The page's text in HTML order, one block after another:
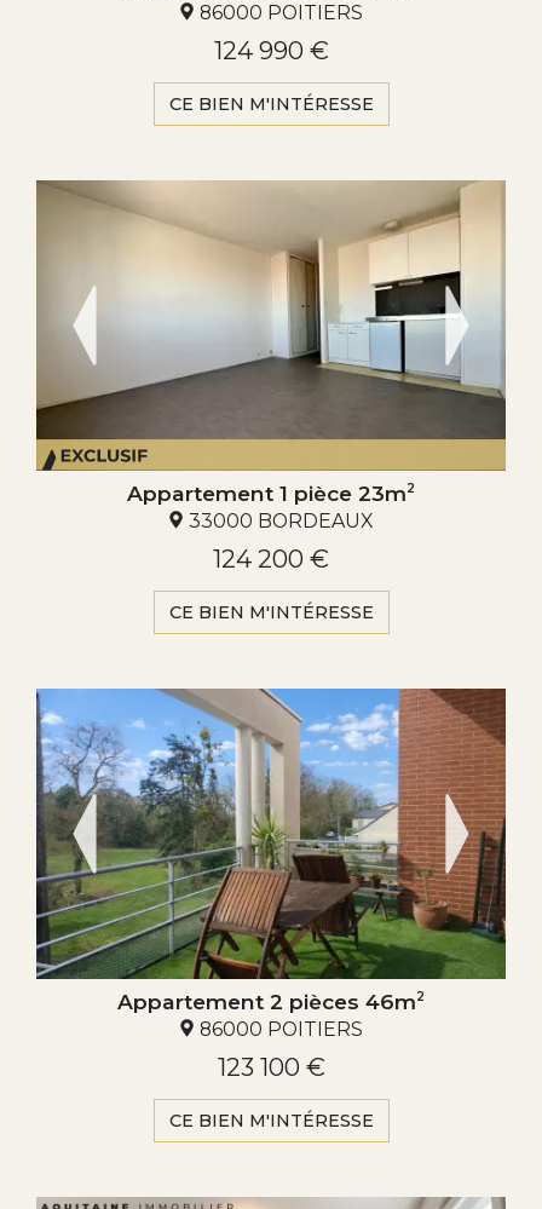
86000 POITIERS
124 990 €
CE BIEN M'INTÉRESSE
Appartement 1 pièce 23m2
33000 BORDEAUX
124 200 €
CE BIEN M'INTÉRESSE
Appartement 2 pièces 46m2
86000 POITIERS
123 100 €
CE BIEN M'INTÉRESSE